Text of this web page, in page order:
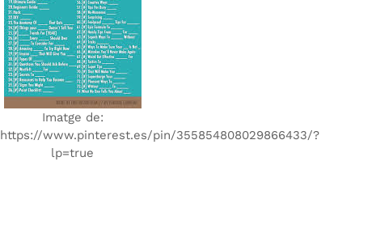
Imatge de:
https://www.pinterest.es/pin/355854808029866433/?
lp=true